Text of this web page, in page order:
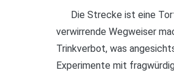
Die Strecke ist eine
verwirrende Wegweiser
Trinkverbot, was
Experimente mit